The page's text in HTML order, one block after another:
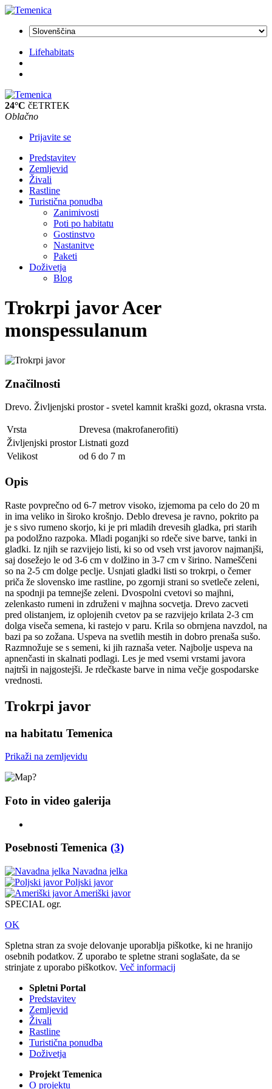
Lifehabitats
24°C čETRTEK
Oblačno
Prijavite se
Predstavitev
Zemljevid
Živali
Rastline
Turistična ponudba
Zanimivosti
Poti po habitatu
Gostinstvo
Nastanitve
Paketi
Doživetja
Blog
Trokrpi javorAcer
monspessulanum
Značilnosti
Drevo. Življenjski prostor - svetel kamnit kraški gozd, okrasna vrsta.
Vrsta
Drevesa (makrofanerofiti)
Življenjski prostor Listnati gozd
Velikost
od 6 do 7 m
Opis
Raste povprečno od 6-7 metrov visoko, izjemoma pa celo do 20 m
in ima veliko in široko krošnjo. Deblo drevesa je ravno, pokrito pa
je s sivo rumeno skorjo, ki je pri mladih drevesih gladka, pri starih
pa podolžno razpoka. Mladi poganjki so rdeče sive barve, tanki in
gladki. Iz njih se razvijejo listi, ki so od vseh vrst javorov najmanjši,
saj dosežejo le od 3-6 cm v dolžino in 3-7 cm v širino. Nameščeni
so na 2-5 cm dolge peclje. Usnjati gladki listi so trokrpi, o čemer
priča že slovensko ime rastline, po zgornji strani so svetleče zeleni,
na spodnji pa temnejše zeleni. Dvospolni cvetovi so majhni,
zelenkasto rumeni in združeni v majhna socvetja. Drevo zacveti
pred olistanjem, iz oplojenih cvetov pa se razvijejo krilata 2-3 cm
dolga viseča semena, ki rastejo v paru. Krila so obrnjena navzdol, na
bazi pa so zožana. Uspeva na svetlih mestih in dobro prenaša sušo.
Razmnožuje se s semeni, ki jih raznaša veter. Najbolje uspeva na
apnenčasti in skalnati podlagi. Les je med vsemi vrstami javora
najtrši in najgostejši. Je rdečkaste barve in nima večje gospodarske
vrednosti.
Trokrpi javor
na habitatu Temenica
Prikaži na zemljevidu
Foto in video galerija
Posebnosti Temenica (3)
Navadna jelka
Poljski javor
Ameriški javor
SPECIAL ogr.
OK
Spletna stran za svoje delovanje uporablja piškotke, ki ne hranijo
osebnih podatkov. Z uporabo te spletne strani soglašate, da se
strinjate z uporabo piškotkov. Več informacij
Spletni Portal
Predstavitev
Zemljevid
Živali
Rastline
Turistična ponudba
Doživetja
Projekt Temenica
O projektu